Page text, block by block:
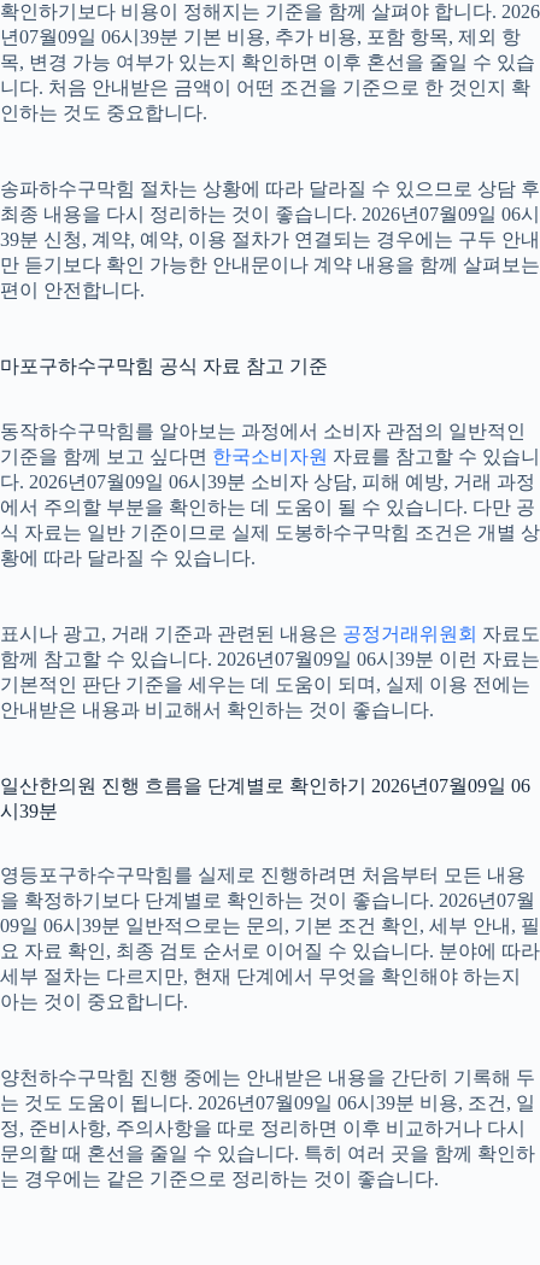
확인하기보다 비용이 정해지는 기준을 함께 살펴야 합니다. 2026
년07월09일 06시39분 기본 비용, 추가 비용, 포함 항목, 제외 항
목, 변경 가능 여부가 있는지 확인하면 이후 혼선을 줄일 수 있습
니다. 처음 안내받은 금액이 어떤 조건을 기준으로 한 것인지 확
인하는 것도 중요합니다.
송파하수구막힘 절차는 상황에 따라 달라질 수 있으므로 상담 후
최종 내용을 다시 정리하는 것이 좋습니다. 2026년07월09일 06시
39분 신청, 계약, 예약, 이용 절차가 연결되는 경우에는 구두 안내
만 듣기보다 확인 가능한 안내문이나 계약 내용을 함께 살펴보는
편이 안전합니다.
마포구하수구막힘 공식 자료 참고 기준
동작하수구막힘를 알아보는 과정에서 소비자 관점의 일반적인
기준을 함께 보고 싶다면 한국소비자원 자료를 참고할 수 있습니
다. 2026년07월09일 06시39분 소비자 상담, 피해 예방, 거래 과정
에서 주의할 부분을 확인하는 데 도움이 될 수 있습니다. 다만 공
식 자료는 일반 기준이므로 실제 도봉하수구막힘 조건은 개별 상
황에 따라 달라질 수 있습니다.
표시나 광고, 거래 기준과 관련된 내용은 공정거래위원회 자료도
함께 참고할 수 있습니다. 2026년07월09일 06시39분 이런 자료는
기본적인 판단 기준을 세우는 데 도움이 되며, 실제 이용 전에는
안내받은 내용과 비교해서 확인하는 것이 좋습니다.
일산한의원 진행 흐름을 단계별로 확인하기 2026년07월09일 06
시39분
영등포구하수구막힘를 실제로 진행하려면 처음부터 모든 내용
을 확정하기보다 단계별로 확인하는 것이 좋습니다. 2026년07월
09일 06시39분 일반적으로는 문의, 기본 조건 확인, 세부 안내, 필
요 자료 확인, 최종 검토 순서로 이어질 수 있습니다. 분야에 따라
세부 절차는 다르지만, 현재 단계에서 무엇을 확인해야 하는지
아는 것이 중요합니다.
양천하수구막힘 진행 중에는 안내받은 내용을 간단히 기록해 두
는 것도 도움이 됩니다. 2026년07월09일 06시39분 비용, 조건, 일
정, 준비사항, 주의사항을 따로 정리하면 이후 비교하거나 다시
문의할 때 혼선을 줄일 수 있습니다. 특히 여러 곳을 함께 확인하
는 경우에는 같은 기준으로 정리하는 것이 좋습니다.